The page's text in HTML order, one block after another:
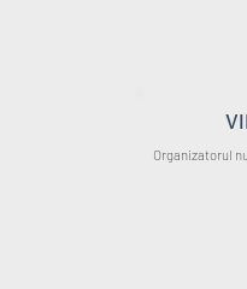
Organizatorul